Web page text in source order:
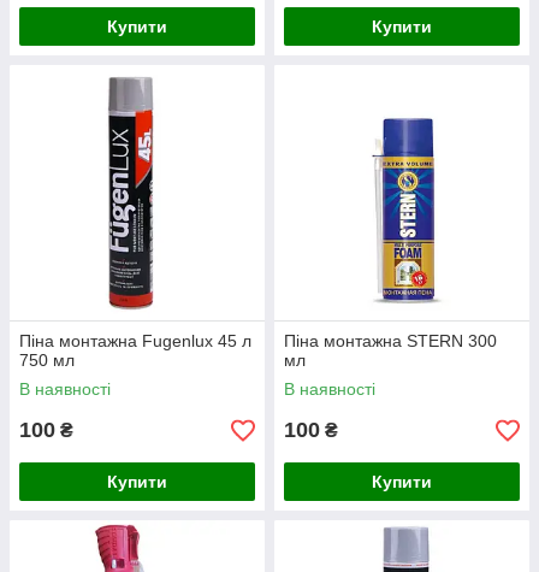
Купити Купити
Піна монтажна Fugenlux 45 л
750 мл
В наявності
100 ₴
Купити
Піна монтажна STERN 300
мл
В наявності
100 ₴
Купити